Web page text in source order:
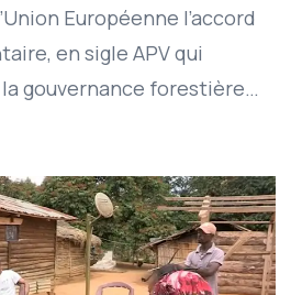
Européenne l’accord
en sigle APV qui
la gouvernance forestière